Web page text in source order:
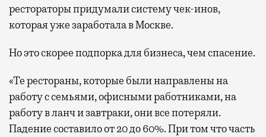
рестораторы придумали систему чек-инов,
которая уже заработала в Москве.
Но это скорее подпорка для бизнеса, чем спасение.
«Те рестораны, которые были направлены на
работу с семьями, офисными работниками, на
работу в ланч и завтраки, они все потеряли.
Падение составило от 20 до 60%. При том что часть